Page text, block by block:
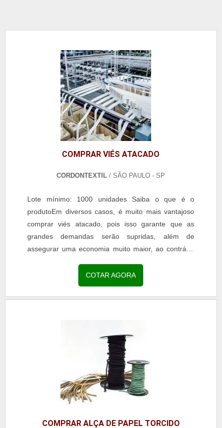
COMPRAR VIÉS ATACADO
CORDONTEXTIL/ SÃO PAULO - SP
Lote mínimo: 1000 unidades Saiba o que é o
produtoEm diversos casos, é muito mais vantajoso
comprar viés atacado, pois isso garante que as
grandes demandas serão supridas, além de
assegurar uma economia muito maior, ao contrário
COTAR AGORA
COMPRAR ALÇA DE PAPEL TORCIDO